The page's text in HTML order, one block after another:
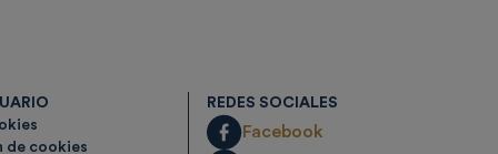
de cookies
REDES SOCIALES
Facebook